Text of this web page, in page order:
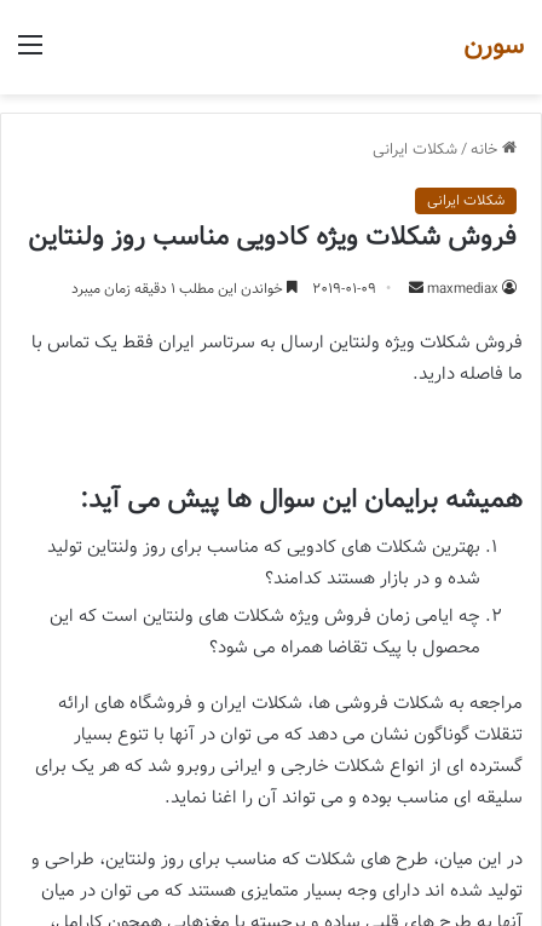
سورن
خانه/شکلات ایرانی
شکلات ایرانی
فروش شکلات ویژه کادویی مناسب روز ولنتاین
maxmediax
ارسال
ایمیل
2019-01-09 خواندن این مطلب 1 دقیقه زمان میبرد
فروش شکلات ویژه ولنتاین ارسال به سرتاسر ایران فقط یک تماس با
ما فاصله دارید.
همیشه برایمان این سوال ها پیش می آید:
بهترین شکلات های کادویی که مناسب برای روز ولنتاین تولید
شده و در بازار هستند کدامند؟
چه ایامی زمان فروش ویژه شکلات های ولنتاین است که این
محصول با پیک تقاضا همراه می شود؟
مراجعه به شکلات فروشی ها، شکلات ایران و فروشگاه های ارائه
تنقلات گوناگون نشان می دهد که می توان در آنها با تنوع بسیار
گسترده ای از انواع شکلات خارجی و ایرانی روبرو شد که هر یک برای
سلیقه ای مناسب بوده و می تواند آن را اغنا نماید.
در این میان، طرح های شکلات که مناسب برای روز ولنتاین، طراحی و
تولید شده اند دارای وجه بسیار متمایزی هستند که می توان در میان